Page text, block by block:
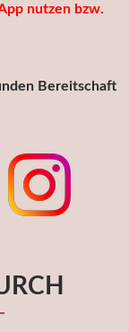
nutzen bzw.
Bereitschaft